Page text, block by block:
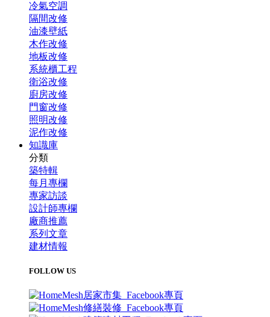
冷氣空調
隔間改修
油漆壁紙
木作改修
地板改修
系統櫃工程
衛浴改修
廚房改修
門窗改修
照明改修
泥作改修
知識庫
分類
築特輯
每月專欄
專家訪談
設計師專欄
廠商推薦
系列文章
建材情報
FOLLOW US